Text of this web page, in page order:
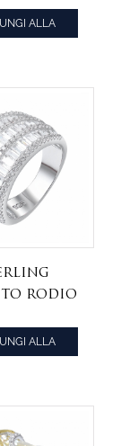
rodio
in
ALLA
Rodio
anello
set di
ALLA